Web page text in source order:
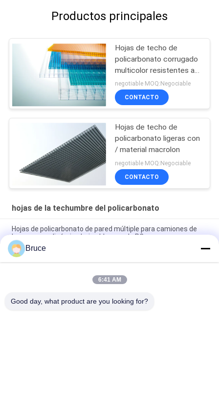
Productos principales
Hojas de techo de
policarbonato corrugado
multicolor resistentes al
clima y a los rayos UV
negotiable MOQ:Negociable
CONTACTO
Hojas de techo de
policarbonato ligeras con
/ material macrolon
negotiable MOQ:Negociable
CONTACTO
hojas de la techumbre del policarbonato
Hojas de policarbonato de pared múltiple para camiones de
barrera aerodinámica hojas blancas de PC
25 mm Hojas de policarbonato de pared múltiple para
camiones Barrera aerodinámica Alto impacto
Paneles de policarbonato de doble pared naranja, hojas
Bruce
6:41 AM
Good day, what product are you looking for?